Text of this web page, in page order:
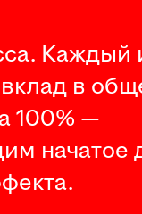
Каждый
в
100% —
начатое